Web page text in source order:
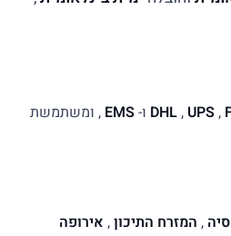
DHL, UPS , ו- EMS , ומשתמשת
, המזרח התיכון, אירופה